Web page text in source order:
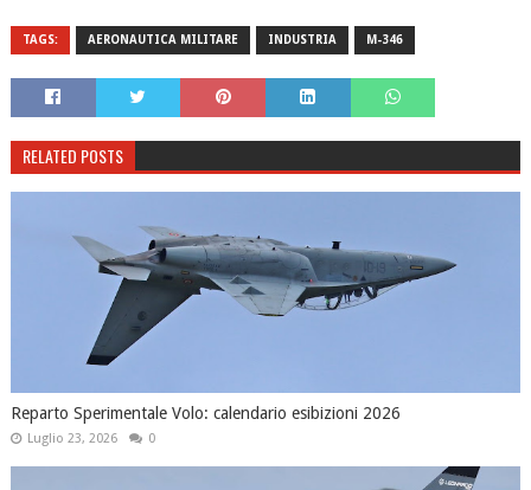
TAGS: AERONAUTICA MILITARE INDUSTRIA M-346
RELATED POSTS
Reparto Sperimentale Volo: calendario esibizioni 2026
Luglio 23, 2026 0